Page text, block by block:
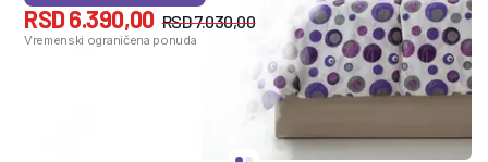
RSD 7.030,00
RSD 6.390,00
Vremenski ograničena ponuda